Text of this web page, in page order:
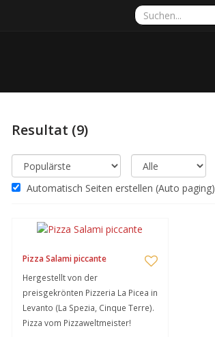
Resultat (9)
Automatisch Seiten erstellen (Auto paging)
Pizza Salami piccante
Hergestellt von der
preisgekrönten Pizzeria La Picea in
Levanto (La Spezia, Cinque Terre).
Pizza vom Pizzaweltmeister!